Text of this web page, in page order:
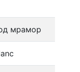
мрамор